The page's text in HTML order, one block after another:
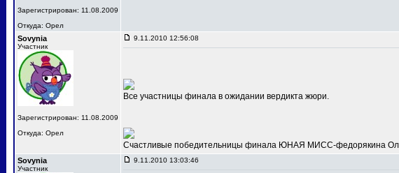
Зарегистрирован: 11.08.2009
Откуда: Орел
Sovynia
Участник
Зарегистрирован: 11.08.2009
Откуда: Орел
9.11.2010 12:56:08
Все участницы финала в ожидании вердикта жюри.
Счастливые победительницы финала ЮНАЯ МИСС-федорякина
Sovynia
Участник
9.11.2010 13:03:46